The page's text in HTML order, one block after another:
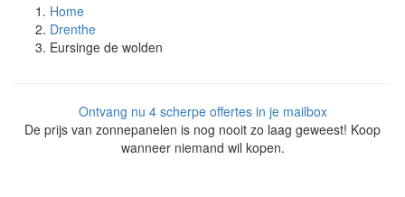
Home
Drenthe
Eursinge de wolden
Ontvang nu 4 scherpe offertes in je mailbox
De prijs van zonnepanelen is nog nooit zo laag geweest! Koop
wanneer niemand wil kopen.